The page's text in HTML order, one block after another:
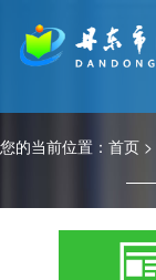
您的当前位置： 首页 >